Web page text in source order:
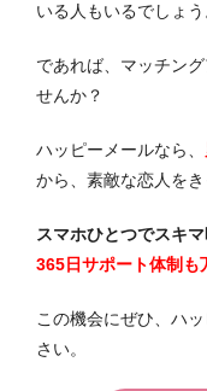
いる人もいるでしょう
であれば、マッチン
せんか？
ハッピーメールなら、
から、素敵な恋人をき
スマホひとつでスキ
365日サポート体制も
この機会にぜひ、ハ
さい。